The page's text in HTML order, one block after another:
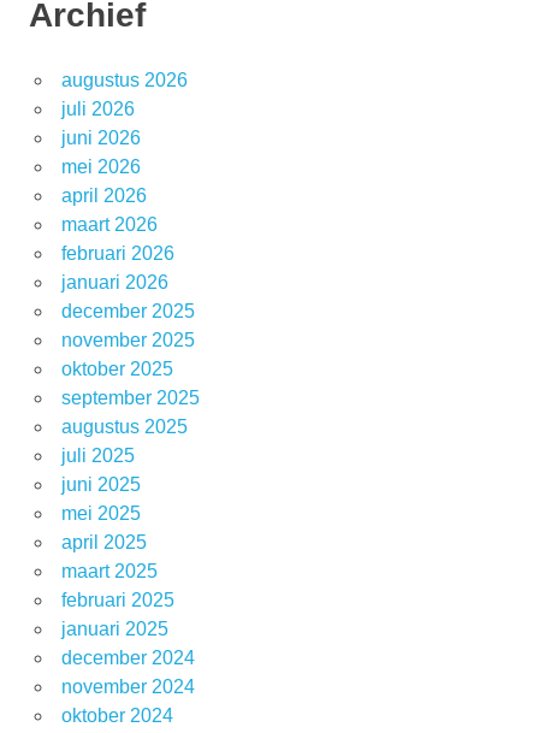
Archief
augustus 2026
juli 2026
juni 2026
mei 2026
april 2026
maart 2026
februari 2026
januari 2026
december 2025
november 2025
oktober 2025
september 2025
augustus 2025
juli 2025
juni 2025
mei 2025
april 2025
maart 2025
februari 2025
januari 2025
december 2024
november 2024
oktober 2024